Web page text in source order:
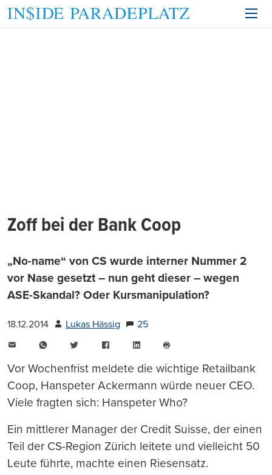
Zoff bei der Bank Coop
„No-name“ von CS wurde interner Nummer 2
vor Nase gesetzt – nun geht dieser – wegen
ASE-Skandal? Oder Kursmanipulation?
18.12.2014 Lukas Hässig
25
WhatsAppTwitter FacebookLinkedIn
drucken
Vor Wochenfrist meldete die wichtige Retailbank
Coop, Hanspeter Ackermann würde neuer CEO.
Viele fragten sich: Hanspeter Who?
Ein mittlerer Manager der Credit Suisse, der einen
Teil der CS-Region Zürich leitete und vielleicht 50
Leute führte, machte einen Riesensatz.